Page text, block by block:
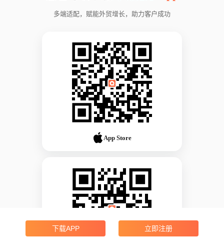
多端适配，赋能外贸增长，助力客户成功
App Store
下载APP 立即注册